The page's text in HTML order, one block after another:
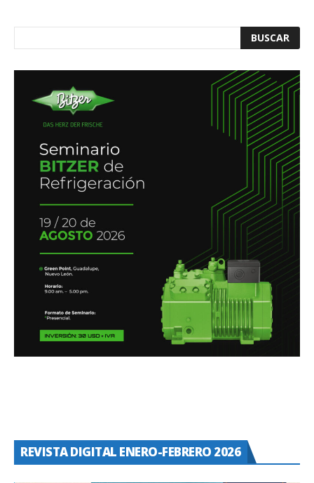
REVISTA DIGITAL ENERO-FEBRERO 2026